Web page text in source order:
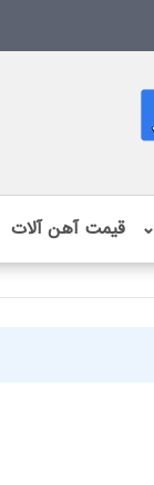
⌄ قیمت آهن آلات